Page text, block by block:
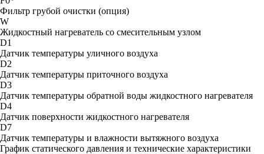
Фильтр грубой очистки (опция)
W
Жидкостный нагреватель со смесительным узлом
D1
Датчик температуры уличного воздуха
D2
Датчик температуры приточного воздуха
D3
Датчик температуры обратной воды жидкостного нагревателя
D4
Датчик поверхности жидкостного нагревателя
D7
Датчик температуры и влажности вытяжного воздуха
График статического давления и технические характеристики